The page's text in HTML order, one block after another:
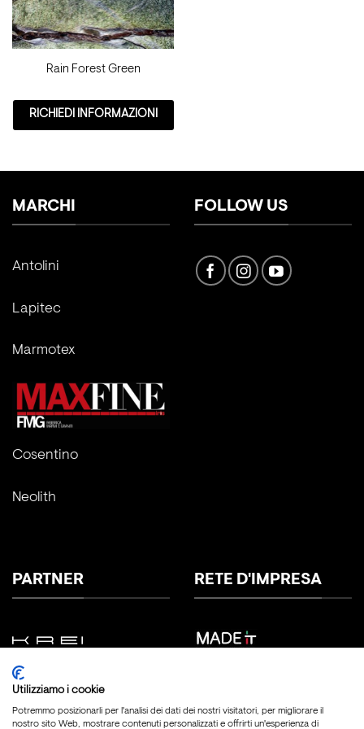
Rain Forest Green
RICHIEDI INFORMAZIONI
MARCHI
Antolini
Lapitec
Marmotex
Cosentino
Neolith
FOLLOW US
PARTNER RETE D'IMPRESA
Utilizziamo i cookie
Potremmo posizionarli per l'analisi dei dati dei nostri visitatori, per migliorare il
nostro sito Web, mostrare contenuti personalizzati e offrirti un'esperienza di